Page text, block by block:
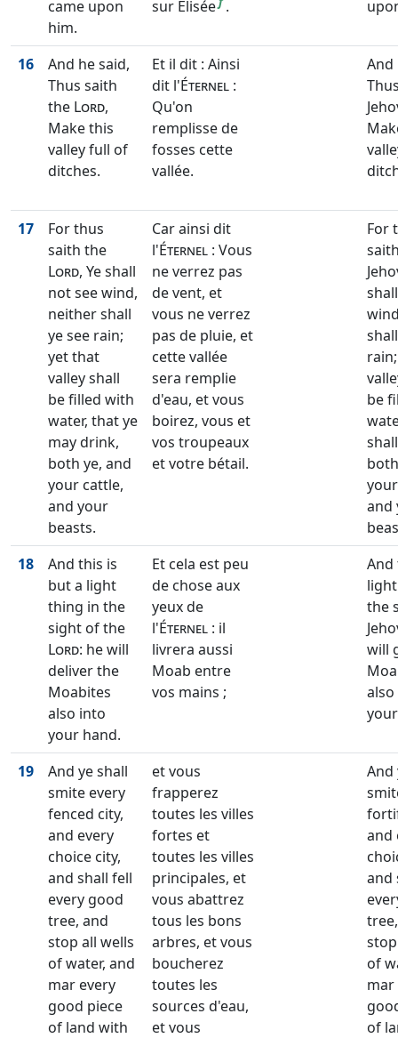
came upon
him.
sur Élisée .
16
And he said,
Thus saith
the Lord,
Make this
valley full of
ditches.
Et il dit : Ainsi
dit l'Éternel :
Qu'on
remplisse de
fosses cette
vallée.
And
17
For thus
saith the
Lord, Ye shall
not see wind,
neither shall
ye see rain;
yet that
valley shall
be filled with
water, that ye
may drink,
both ye, and
your cattle,
and your
beasts.
Car ainsi dit
l'Éternel : Vous
ne verrez pas
de vent, et
vous ne verrez
pas de pluie, et
cette vallée
sera remplie
d'eau, et vous
boirez, vous et
vos troupeaux
et votre bétail.
For
be
and
18
And this is
but a light
thing in the
sight of the
Lord: he will
deliver the
Moabites
also into
your hand.
Et cela est peu
de chose aux
yeux de
l'Éternel : il
livrera aussi
Moab entre
vos mains ;
And
the
will
19
And ye shall
smite every
fenced city,
and every
choice city,
and shall fell
every good
tree, and
stop all wells
of water, and
mar every
good piece
of land with
et vous
frapperez
toutes les villes
fortes et
toutes les villes
principales, et
vous abattrez
tous les bons
arbres, et vous
boucherez
toutes les
sources d'eau,
et vous
And
and
and
of
mar
of